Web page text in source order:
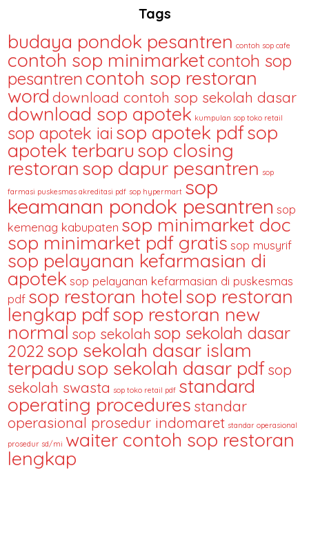
Tags
budaya pondok pesantren contoh sop cafe
contoh sop minimarketcontoh sop
pesantren contoh sop restoran
word download contoh sop sekolah dasar
download sop apotek kumpulan sop toko retail
sop apotek iai sop apotek pdfsop
apotek terbarusop closing
restoran sop dapur pesantren sop
farmasi puskesmas akreditasi pdf sop hypermart sop
keamanan pondok pesantren sop
kemenag kabupaten sop minimarket doc
sop minimarket pdf gratis sop musyrif
sop pelayanan kefarmasian di
apotek sop pelayanan kefarmasian di puskesmas
pdf sop restoran hotel sop restoran
lengkap pdfsop restoran new
normal sop sekolah sop sekolah dasar
2022 sop sekolah dasar islam
terpadu sop sekolah dasar pdfsop
sekolah swasta sop toko retail pdf standard
operating procedures standar
operasional prosedur indomaret standar operasional
prosedur sd/mi waiter contoh sop restoran
lengkap